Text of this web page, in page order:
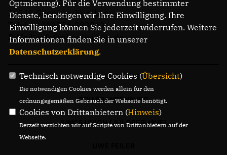
16548 Glienicke/Nordbahn
Telefon: 033056-283063
E-Mail: info@cdu-glienicke.de
CDU OBERHAVEL
CDU BRANDENBURG
JUNGE UNION (JU) OBERHAVEL
Optmierung). Für die Verwendung bestimmter
Dienste, benötigen wir Ihre Einwilligung. Ihre
Einwilligung können Sie jederzeit widerrufen. Weitere
Informationen finden Sie in unserer
Datenschutzerklärung.
Technisch notwendige Cookies (Übersicht)
Die notwendigen Cookies werden allein für den
ordnungsgemäßen Gebrauch der Webseite benötigt.
Cookies von Drittanbietern (Hinweis)
Derzeit verzichten wir auf Scripte von Drittanbietern auf der
Webseite.